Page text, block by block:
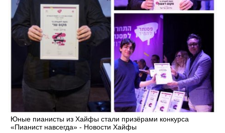
Юные пианисты из Хайфы стали призёрами конкурса
«Пианист навсегда» - Новости Хайфы